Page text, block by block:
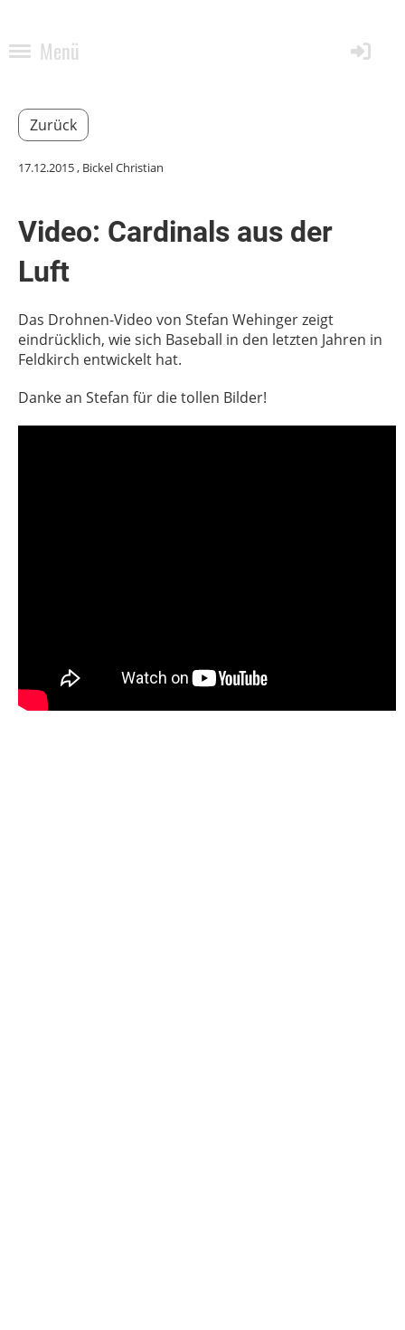
Menü
Zurück
17.12.2015, Bickel Christian
Video: Cardinals aus der
Luft
Das Drohnen-Video von Stefan Wehinger zeigt
eindrücklich, wie sich Baseball in den letzten Jahren in
Feldkirch entwickelt hat.
Danke an Stefan für die tollen Bilder!